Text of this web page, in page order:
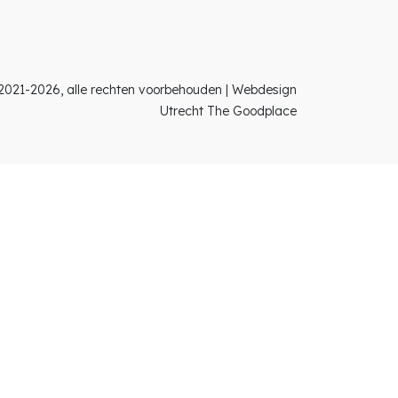
search
2026, alle rechten voorbehouden | Webdesign
Utrecht The Goodplace